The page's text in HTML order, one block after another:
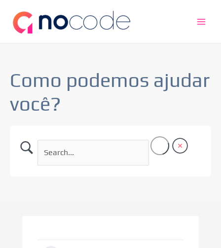
Como podemos ajudar
você?